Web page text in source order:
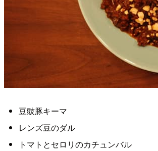
豆豉豚キーマ
レンズ豆のダル
トマトとセロリのカチュンバル